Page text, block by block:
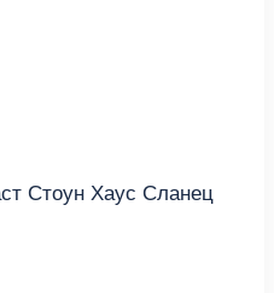
Стоун Хаус Сланец